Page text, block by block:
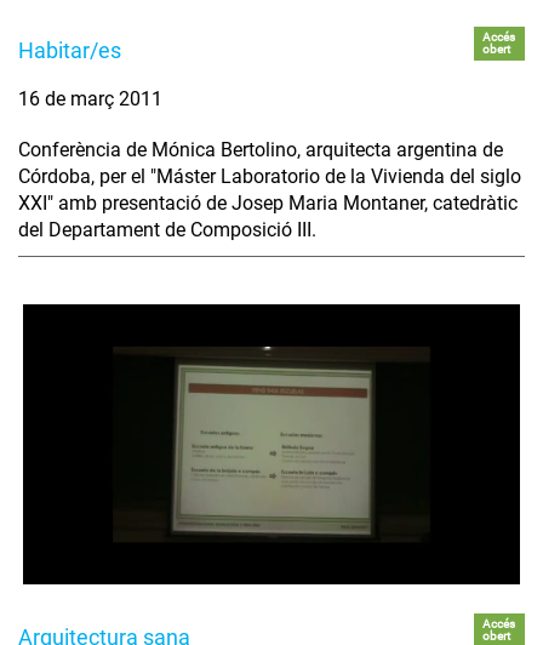
Habitar/es
Accés
obert
16 de març 2011
Conferència de Mónica Bertolino, arquitecta argentina de
Córdoba, per el "Máster Laboratorio de la Vivienda del siglo
XXI" amb presentació de Josep Maria Montaner, catedràtic
del Departament de Composició III.
Arquitectura sana
Accés
obert